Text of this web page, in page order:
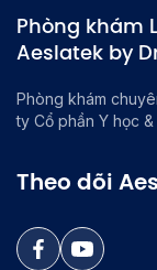
Phòng khám
Aeslatek by
Phòng khám
ty Cổ phần Y học
Theo dõi